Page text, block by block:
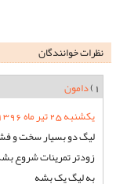
نظرات خوانندگان
1) دامون
یکشنبه 25 تیر ماه 1396 ساعت 07:55
لیگ دو بسیار سخت و
زودتر تمرینات شروع
به لیگ یک بشه